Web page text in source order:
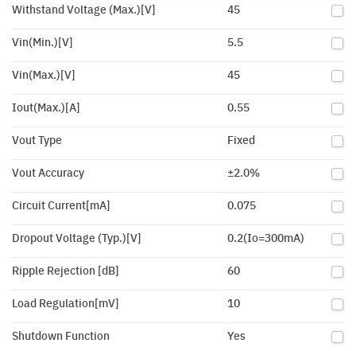
Withstand Voltage (Max.)[V] 45
Vin(Min.)[V] 5.5
Vin(Max.)[V] 45
Iout(Max.)[A] 0.55
Vout Type Fixed
Vout Accuracy ±2.0%
Circuit Current[mA] 0.075
Dropout Voltage (Typ.)[V] 0.2(Io=300mA)
Ripple Rejection [dB] 60
Load Regulation[mV] 10
Shutdown Function Yes